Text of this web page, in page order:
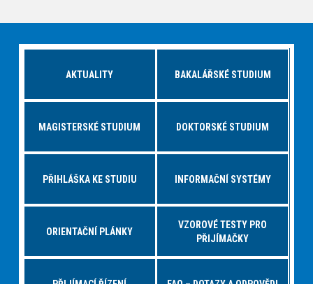
AKTUALITY BAKALÁŘSKÉ STUDIUM
MAGISTERSKÉ STUDIUM DOKTORSKÉ STUDIUM
PŘIHLÁŠKA KE STUDIU INFORMAČNÍ SYSTÉMY
ORIENTAČNÍ PLÁNKY
VZOROVÉ TESTY PRO
PŘIJÍMAČKY